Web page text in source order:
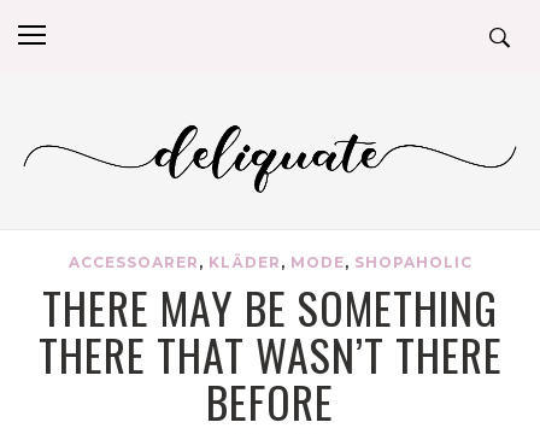
ACCESSOARER , KLÄDER , MODE, SHOPAHOLIC
THERE MAY BE SOMETHING
THERE THAT WASN’T THERE
BEFORE